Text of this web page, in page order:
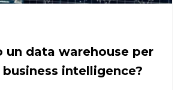
un data warehouse per
business intelligence?